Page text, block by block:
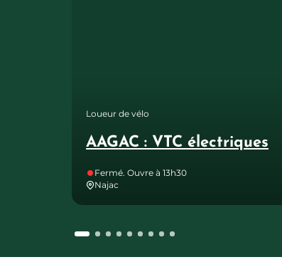
AAGAC : VTC électriques
Loueur de vélo
Fermé. Ouvre à 13h30
Najac